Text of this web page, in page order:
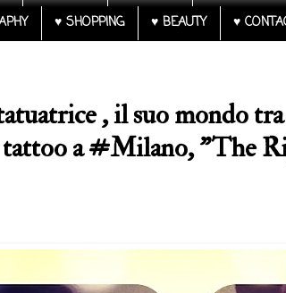
♥ SHOPPING ♥ BEAUTY ♥
, il suo mondo
tattoo a #Milano, "The